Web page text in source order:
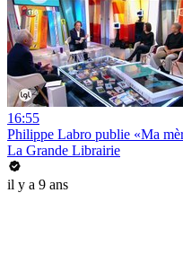
16:55
Philippe Labro publie «Ma
La Grande Librairie
il y a 9 ans